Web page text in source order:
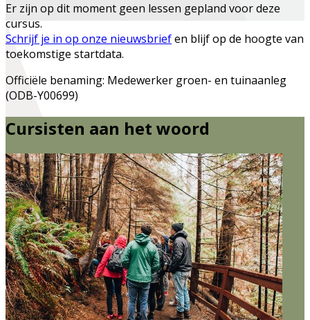
Er zijn op dit moment geen lessen gepland voor deze
cursus.
Schrijf je in op onze nieuwsbriefen blijf op de hoogte van
toekomstige startdata.
Officiële benaming: Medewerker groen- en tuinaanleg
(ODB-Y00699)
Cursisten aan het woord